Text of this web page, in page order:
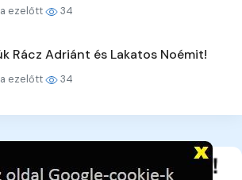
ezelőtt 34
Rácz Adriánt és Lakatos Noémit!
ezelőtt 34